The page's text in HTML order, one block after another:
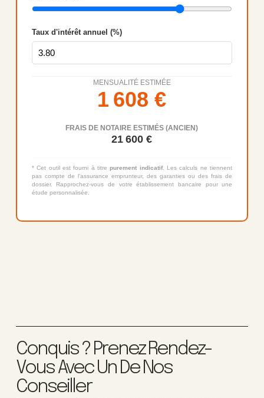
Taux d'intérêt annuel (%)
MENSUALITÉ ESTIMÉE
1 608 €
FRAIS DE NOTAIRE ESTIMÉS (ANCIEN)
21 600 €
* Cet outil est fourni à titrepurement indicatif. Les calculs ne tiennent
pas compte de l'assurance emprunteur, des garanties ou des frais de
dossier. Rapprochez-vous de votre établissement bancaire pour une
étude personnalisée.
Conquis ? Prenez Rendez-
Vous Avec Un De Nos
Conseiller